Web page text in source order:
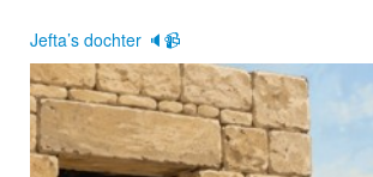
Jefta’s dochter 🔈📹